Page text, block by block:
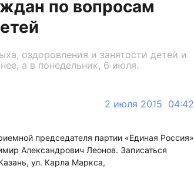
по вопросам
оздоровления и занятости детей и
а в понедельник, 6 июля.
2 июля 2015 04:42
председателя партии «Единая Россия»
Александрович Леонов. Записаться
ул. Карла Маркса,